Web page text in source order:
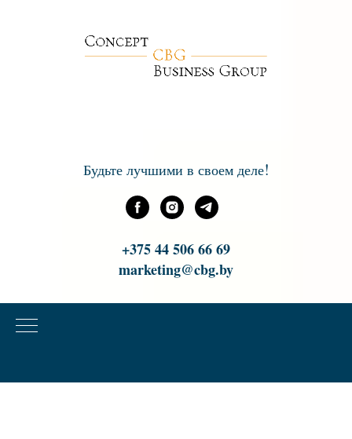
Будьте лучшими в своем деле!
+375 44 506 66 69
marketing@cbg.by